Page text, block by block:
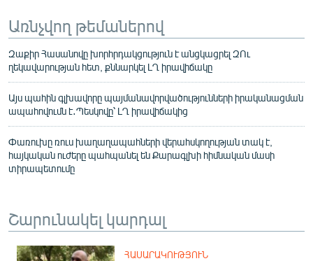
Առնչվող թեմաներով
Զաքիր Հասանովը խորհրդակցություն է անցկացրել ԶՈւ
ղեկավարության հետ, քննարկել ԼՂ իրավիճակը
Այս պահին գլխավորը պայմանավորվածությունների իրականացման
ապահովումն է․Պեսկովը՝ ԼՂ իրավիճակից
Փառուխը ռուս խաղաղապահների վերահսկողության տակ է,
հայկական ուժերը պահպանել են Քարագլխի հիմնական մասի
տիրապետումը
Շարունակել կարդալ
ՀԱՍԱՐԱԿՈՒԹՅՈՒՆ